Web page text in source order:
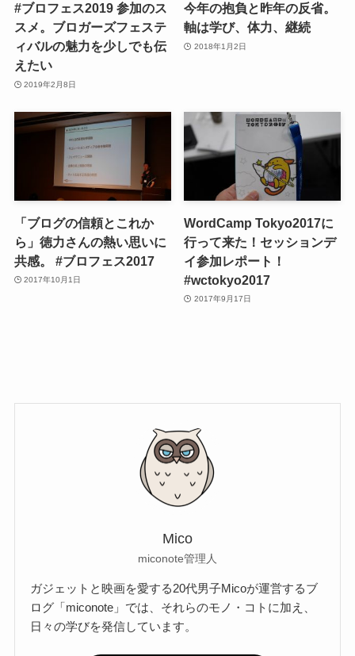
#ブロフェス2019 参加のス
スメ。ブロガーズフェステ
ィバルの魅力を少しでも伝
えたい
2019年2月8日
今年の抱負と昨年の反省。
軸は学び、体力、継続
2018年1月2日
「ブログの信頼とこれか
ら」徳力さんの熱い思いに
共感。 #ブロフェス2017
2017年10月1日
WordCamp Tokyo2017に
行って来た！セッションデ
イ参加レポート！
#wctokyo2017
2017年9月17日
Mico
miconote管理人
ガジェットと映画を愛する20代男子Micoが運営するブ
ログ「miconote」では、それらのモノ・コトに加え、
日々の学びを発信しています。